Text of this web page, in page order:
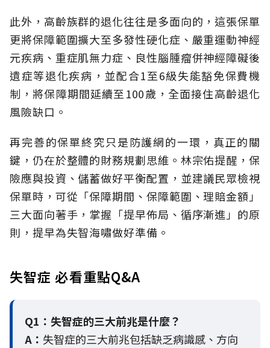
此外，高齡族群的退化往往是多面向的，這張保單
更將保障範圍擴大至多發性硬化症、嚴重運動神經
元疾病、重症肌無力症、良性腦腫瘤併神經障礙後
遺症等退化疾病，並配合1至6級失能豁免保費機
制，將保障期間延續至100歲，全面接住高齡退化
風險缺口。
再完善的保單終究只是防護網的一環，真正的關
鍵，仍在於整體的財務規劃思維。 林宗佑提醒，保
險應與投資、儲蓄做好平衡配置，並建議民眾檢視
保單時，可從「保障期間、保障範圍、理賠金額」
三大面向著手，掌握「提早佈局、循序漸進」的原
則，提早為失智海嘯做好準備。
失智症 必看重點Q&A
Q1：失智症的三大前兆是什麼？
A： 失智症的三大前兆包括缺乏病識感、方向